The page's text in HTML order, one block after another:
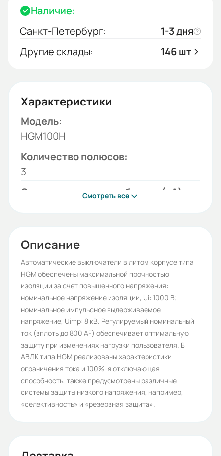
Наличие:
Санкт-Петербург:
1-3 дня
Другие склады:
146 шт
Характеристики
Модель:
HGM100H
Количество полюсов:
3
Отключающая способность (кА):
50-63
Тип тока:
АС
Серия:
HGM
Бренд:
HYUNDAI
Номинальное напряжение (кВ):
0,69
Рабочее напряжение (В):
Смотреть все
Описание
Автоматические выключатели в литом корпусе типа
HGM обеспечены максимальной прочностью
изоляции за счет повышенного напряжения:
номинальное напряжение изоляции, Ui: 1000 В;
номинальное импульсное выдерживаемое
напряжение, Uimp: 8 кВ. Регулируемый номинальный
ток (вплоть до 800 AF) обеспечивает оптимальную
защиту при изменениях нагрузки пользователя. В
АВЛК типа HGM реализованы характеристики
ограничения тока и 100%-я отключающая
способность, также предусмотрены различные
системы защиты низкого напряжения, например,
«селективность» и «резервная защита».